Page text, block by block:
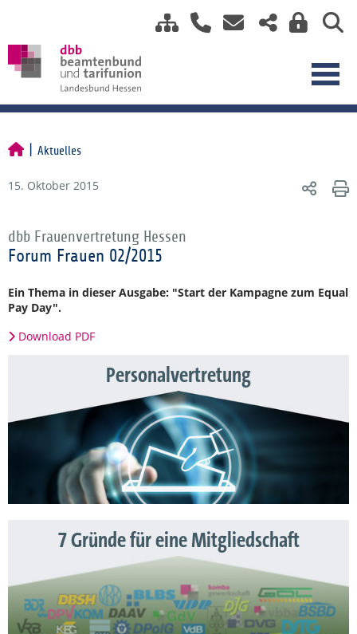
Aktuelles
15. Oktober 2015
dbb Frauenvertretung Hessen
Forum Frauen 02/2015
Ein Thema in dieser Ausgabe: "Start der Kampagne zum Equal
Pay Day".
Download PDF
Personalvertretung
7 Gründe für eine Mitgliedschaft